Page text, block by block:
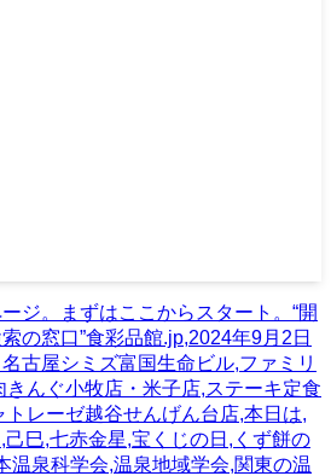
ジ。まずはここからスタート。“開
の窓口”食彩品館.jp,2024年9月2日
古屋シミズ富国生命ビル,ファミリ
きんぐ小牧店・米子店,ステーキ定食
レーゼ越谷せんげん台店,本日は,
己巳,七赤金星,宝くじの日,くず餅の
温泉科学会,温泉地域学会,関東の温